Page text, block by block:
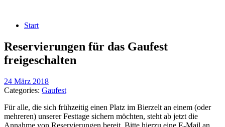
Start
Reservierungen für das Gaufest
freigeschalten
24 März 2018
Categories: Gaufest
Für alle, die sich frühzeitig einen Platz im Bierzelt an einem (oder
mehreren) unserer Festtage sichern möchten, steht ab jetzt die
Annahme von Reservierungen bereit. Bitte hierzu eine E-Mail an